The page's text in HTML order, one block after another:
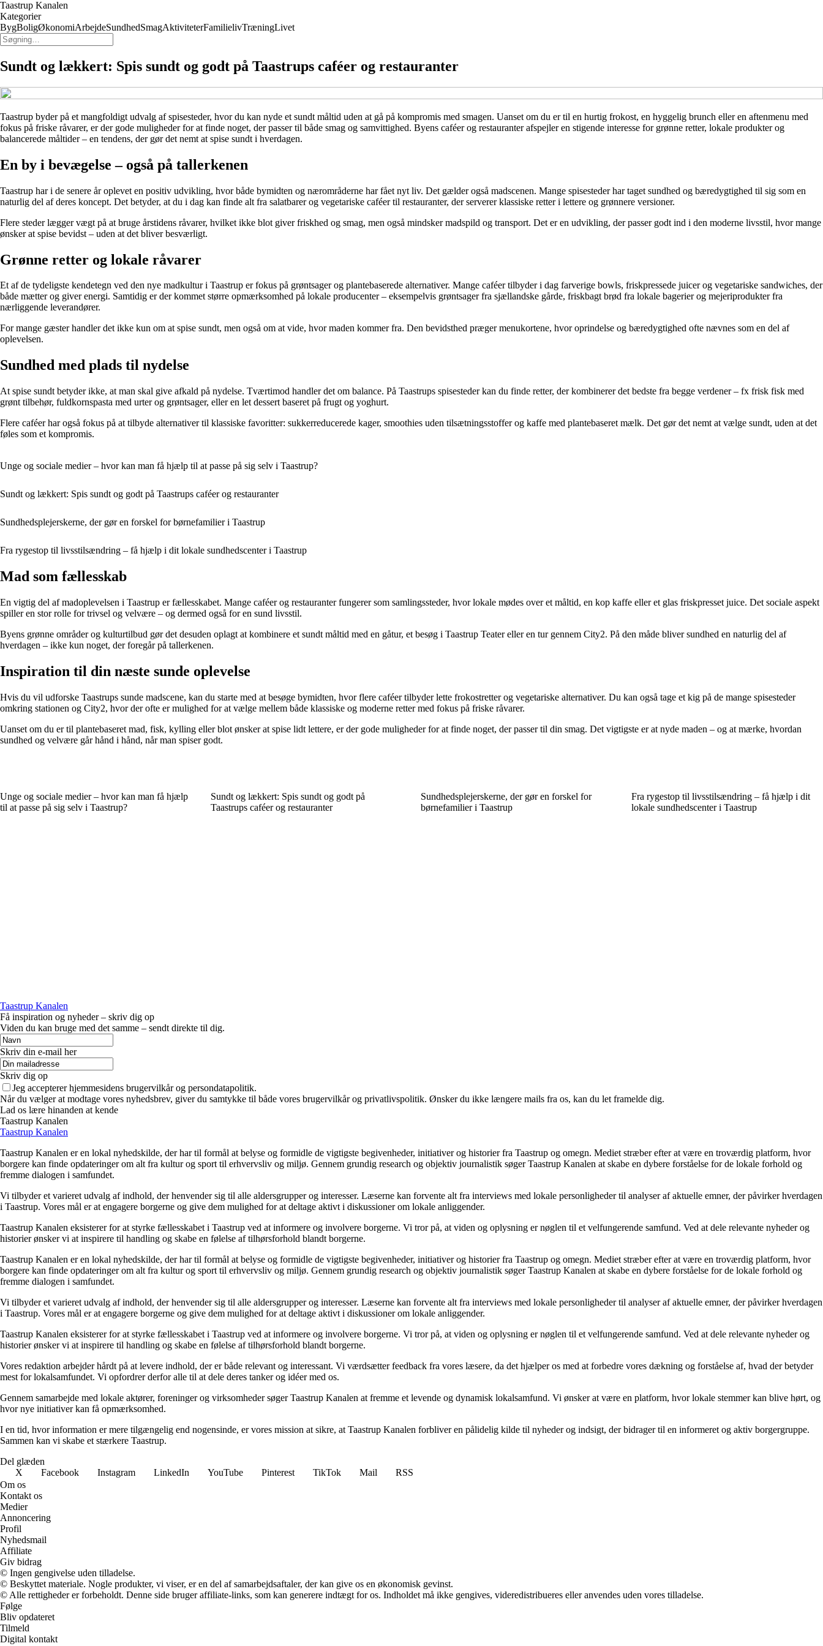
Taastrup Kanalen
Kategorier
BygBoligØkonomiArbejdeSundhedSmagAktiviteterFamilielivTræningLivet
Sundt og lækkert: Spis sundt og godt på Taastrups caféer og restauranter
Taastrup byder på et mangfoldigt udvalg af spisesteder, hvor du kan nyde et sundt måltid uden at gå på kompromis med smagen. Uanset om du er til en hurtig frokost, en hyggelig brunch eller en aftenmenu med
fokus på friske råvarer, er der gode muligheder for at finde noget, der passer til både smag og samvittighed. Byens caféer og restauranter afspejler en stigende interesse for grønne retter, lokale produkter og
balancerede måltider – en tendens, der gør det nemt at spise sundt i hverdagen.
En by i bevægelse – også på tallerkenen
Taastrup har i de senere år oplevet en positiv udvikling, hvor både bymidten og nærområderne har fået nyt liv. Det gælder også madscenen. Mange spisesteder har taget sundhed og bæredygtighed til sig som en
naturlig del af deres koncept. Det betyder, at du i dag kan finde alt fra salatbarer og vegetariske caféer til restauranter, der serverer klassiske retter i lettere og grønnere versioner.
Flere steder lægger vægt på at bruge årstidens råvarer, hvilket ikke blot giver friskhed og smag, men også mindsker madspild og transport. Det er en udvikling, der passer godt ind i den moderne livsstil, hvor mange
ønsker at spise bevidst – uden at det bliver besværligt.
Grønne retter og lokale råvarer
Et af de tydeligste kendetegn ved den nye madkultur i Taastrup er fokus på grøntsager og plantebaserede alternativer. Mange caféer tilbyder i dag farverige bowls, friskpressede juicer og vegetariske sandwiches, der
både mætter og giver energi. Samtidig er der kommet større opmærksomhed på lokale producenter – eksempelvis grøntsager fra sjællandske gårde, friskbagt brød fra lokale bagerier og mejeriprodukter fra
nærliggende leverandører.
For mange gæster handler det ikke kun om at spise sundt, men også om at vide, hvor maden kommer fra. Den bevidsthed præger menukortene, hvor oprindelse og bæredygtighed ofte nævnes som en del af
oplevelsen.
Sundhed med plads til nydelse
At spise sundt betyder ikke, at man skal give afkald på nydelse. Tværtimod handler det om balance. På Taastrups spisesteder kan du finde retter, der kombinerer det bedste fra begge verdener – fx frisk fisk med
grønt tilbehør, fuldkornspasta med urter og grøntsager, eller en let dessert baseret på frugt og yoghurt.
Flere caféer har også fokus på at tilbyde alternativer til klassiske favoritter: sukkerreducerede kager, smoothies uden tilsætningsstoffer og kaffe med plantebaseret mælk. Det gør det nemt at vælge sundt, uden at det
føles som et kompromis.
Unge og sociale medier – hvor kan man få hjælp til at passe på sig selv i Taastrup?
Sundt og lækkert: Spis sundt og godt på Taastrups caféer og restauranter
Sundhedsplejerskerne, der gør en forskel for børnefamilier i Taastrup
Fra rygestop til livsstilsændring – få hjælp i dit lokale sundhedscenter i Taastrup
Mad som fællesskab
En vigtig del af madoplevelsen i Taastrup er fællesskabet. Mange caféer og restauranter fungerer som samlingssteder, hvor lokale mødes over et måltid, en kop kaffe eller et glas friskpresset juice. Det sociale aspekt
spiller en stor rolle for trivsel og velvære – og dermed også for en sund livsstil.
Byens grønne områder og kulturtilbud gør det desuden oplagt at kombinere et sundt måltid med en gåtur, et besøg i Taastrup Teater eller en tur gennem City2. På den måde bliver sundhed en naturlig del af
hverdagen – ikke kun noget, der foregår på tallerkenen.
Inspiration til din næste sunde oplevelse
Hvis du vil udforske Taastrups sunde madscene, kan du starte med at besøge bymidten, hvor flere caféer tilbyder lette frokostretter og vegetariske alternativer. Du kan også tage et kig på de mange spisesteder
omkring stationen og City2, hvor der ofte er mulighed for at vælge mellem både klassiske og moderne retter med fokus på friske råvarer.
Uanset om du er til plantebaseret mad, fisk, kylling eller blot ønsker at spise lidt lettere, er der gode muligheder for at finde noget, der passer til din smag. Det vigtigste er at nyde maden – og at mærke, hvordan
sundhed og velvære går hånd i hånd, når man spiser godt.
Unge og sociale medier – hvor kan man få hjælp
til at passe på sig selv i Taastrup?
Sundt og lækkert: Spis sundt og godt på
Taastrups caféer og restauranter
Sundhedsplejerskerne, der gør en forskel for
børnefamilier i Taastrup
Fra rygestop til livsstilsændring – få hjælp i dit
lokale sundhedscenter i Taastrup
Taastrup Kanalen
Få inspiration og nyheder – skriv dig op
Viden du kan bruge med det samme – sendt direkte til dig.
Skriv din e-mail her
Skriv dig op
Jeg accepterer hjemmesidens brugervilkår og persondatapolitik.
Når du vælger at modtage vores nyhedsbrev, giver du samtykke til både vores brugervilkår og privatlivspolitik. Ønsker du ikke længere mails fra os, kan du let framelde dig.
Lad os lære hinanden at kende
Taastrup Kanalen
Taastrup Kanalen
Taastrup Kanalen er en lokal nyhedskilde, der har til formål at belyse og formidle de vigtigste begivenheder, initiativer og historier fra Taastrup og omegn. Mediet stræber efter at være en troværdig platform, hvor
borgere kan finde opdateringer om alt fra kultur og sport til erhvervsliv og miljø. Gennem grundig research og objektiv journalistik søger Taastrup Kanalen at skabe en dybere forståelse for de lokale forhold og
fremme dialogen i samfundet.
Vi tilbyder et varieret udvalg af indhold, der henvender sig til alle aldersgrupper og interesser. Læserne kan forvente alt fra interviews med lokale personligheder til analyser af aktuelle emner, der påvirker hverdagen
i Taastrup. Vores mål er at engagere borgerne og give dem mulighed for at deltage aktivt i diskussioner om lokale anliggender.
Taastrup Kanalen eksisterer for at styrke fællesskabet i Taastrup ved at informere og involvere borgerne. Vi tror på, at viden og oplysning er nøglen til et velfungerende samfund. Ved at dele relevante nyheder og
historier ønsker vi at inspirere til handling og skabe en følelse af tilhørsforhold blandt borgerne.
Taastrup Kanalen er en lokal nyhedskilde, der har til formål at belyse og formidle de vigtigste begivenheder, initiativer og historier fra Taastrup og omegn. Mediet stræber efter at være en troværdig platform, hvor
borgere kan finde opdateringer om alt fra kultur og sport til erhvervsliv og miljø. Gennem grundig research og objektiv journalistik søger Taastrup Kanalen at skabe en dybere forståelse for de lokale forhold og
fremme dialogen i samfundet.
Vi tilbyder et varieret udvalg af indhold, der henvender sig til alle aldersgrupper og interesser. Læserne kan forvente alt fra interviews med lokale personligheder til analyser af aktuelle emner, der påvirker hverdagen
i Taastrup. Vores mål er at engagere borgerne og give dem mulighed for at deltage aktivt i diskussioner om lokale anliggender.
Taastrup Kanalen eksisterer for at styrke fællesskabet i Taastrup ved at informere og involvere borgerne. Vi tror på, at viden og oplysning er nøglen til et velfungerende samfund. Ved at dele relevante nyheder og
historier ønsker vi at inspirere til handling og skabe en følelse af tilhørsforhold blandt borgerne.
Vores redaktion arbejder hårdt på at levere indhold, der er både relevant og interessant. Vi værdsætter feedback fra vores læsere, da det hjælper os med at forbedre vores dækning og forståelse af, hvad der betyder
mest for lokalsamfundet. Vi opfordrer derfor alle til at dele deres tanker og idéer med os.
Gennem samarbejde med lokale aktører, foreninger og virksomheder søger Taastrup Kanalen at fremme et levende og dynamisk lokalsamfund. Vi ønsker at være en platform, hvor lokale stemmer kan blive hørt, og
hvor nye initiativer kan få opmærksomhed.
I en tid, hvor information er mere tilgængelig end nogensinde, er vores mission at sikre, at Taastrup Kanalen forbliver en pålidelig kilde til nyheder og indsigt, der bidrager til en informeret og aktiv borgergruppe.
Sammen kan vi skabe et stærkere Taastrup.
Del glæden
X
Facebook Instagram LinkedIn YouTube Pinterest TikTok Mail
RSS
Om os
Kontakt os
Medier
Annoncering
Profil
Nyhedsmail
Affiliate
Giv bidrag
© Ingen gengivelse uden tilladelse.
© Beskyttet materiale. Nogle produkter, vi viser, er en del af samarbejdsaftaler, der kan give os en økonomisk gevinst.
© Alle rettigheder er forbeholdt. Denne side bruger affiliate-links, som kan generere indtægt for os. Indholdet må ikke gengives, videredistribueres eller anvendes uden vores tilladelse.
Følge
Bliv opdateret
Tilmeld
Digital kontakt